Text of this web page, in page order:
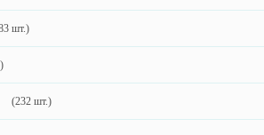
шт.)
(232 шт.)